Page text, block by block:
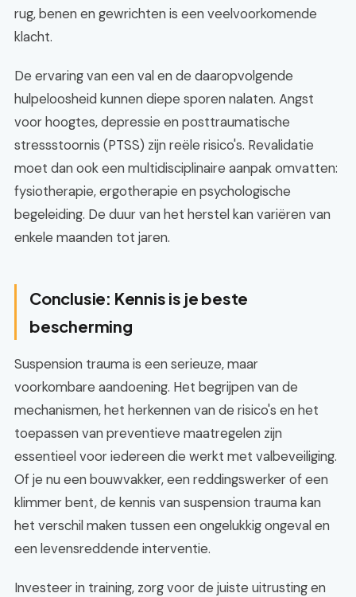
rug, benen en gewrichten is een veelvoorkomende
klacht.
De ervaring van een val en de daaropvolgende
hulpeloosheid kunnen diepe sporen nalaten. Angst
voor hoogtes, depressie en posttraumatische
stressstoornis (PTSS) zijn reële risico's. Revalidatie
moet dan ook een multidisciplinaire aanpak omvatten:
fysiotherapie, ergotherapie en psychologische
begeleiding. De duur van het herstel kan variëren van
enkele maanden tot jaren.
Conclusie: Kennis is je beste
bescherming
Suspension trauma is een serieuze, maar
voorkombare aandoening. Het begrijpen van de
mechanismen, het herkennen van de risico's en het
toepassen van preventieve maatregelen zijn
essentieel voor iedereen die werkt met valbeveiliging.
Of je nu een bouwvakker, een reddingswerker of een
klimmer bent, de kennis van suspension trauma kan
het verschil maken tussen een ongelukkig ongeval en
een levensreddende interventie.
Investeer in training, zorg voor de juiste uitrusting en